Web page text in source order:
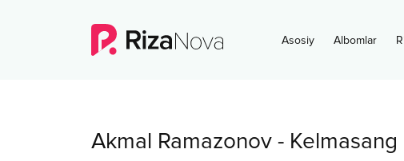
Asosiy Albomlar
Akmal Ramazonov - Kelmasang